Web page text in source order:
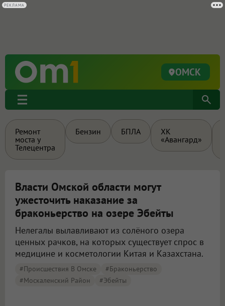
ОМСК
Ремонт
моста у
Телецентра
Бензин БПЛА
ХК
«Авангард»
Власти Омской области могут
ужесточить наказание за
браконьерство на озере Эбейты
Нелегалы вылавливают из солёного озера
ценных рачков, на которых существует спрос в
медицине и косметологии Китая и Казахстана.
#Происшествия В Омске
#браконьерство
#Москаленский Район
#Эбейты
РЕКЛАМА